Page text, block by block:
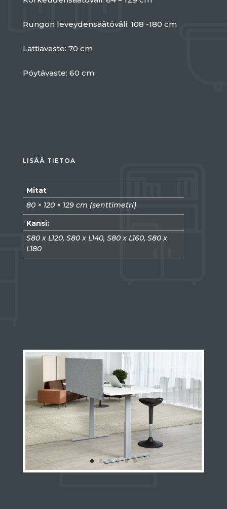
Rungon leveydensäätöväli: 108 -180 cm
Lattiavaste: 70 cm
Pöytävaste: 60 cm
LISÄÄ TIETOA
Mitat
80 × 120 × 129 cm (senttimetri)
Kansi:
S80 x L120, S80 x L140, S80 x L160, S80 x
L180